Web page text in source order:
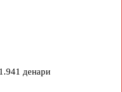
денари